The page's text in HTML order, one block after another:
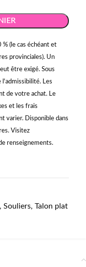
(le cas échéant et
provinciales). Un
être exigé. Sous
Les
de votre achat. Le
et les frais
varier. Disponible dans
Visitez
renseignements.
, Souliers, Talon plat